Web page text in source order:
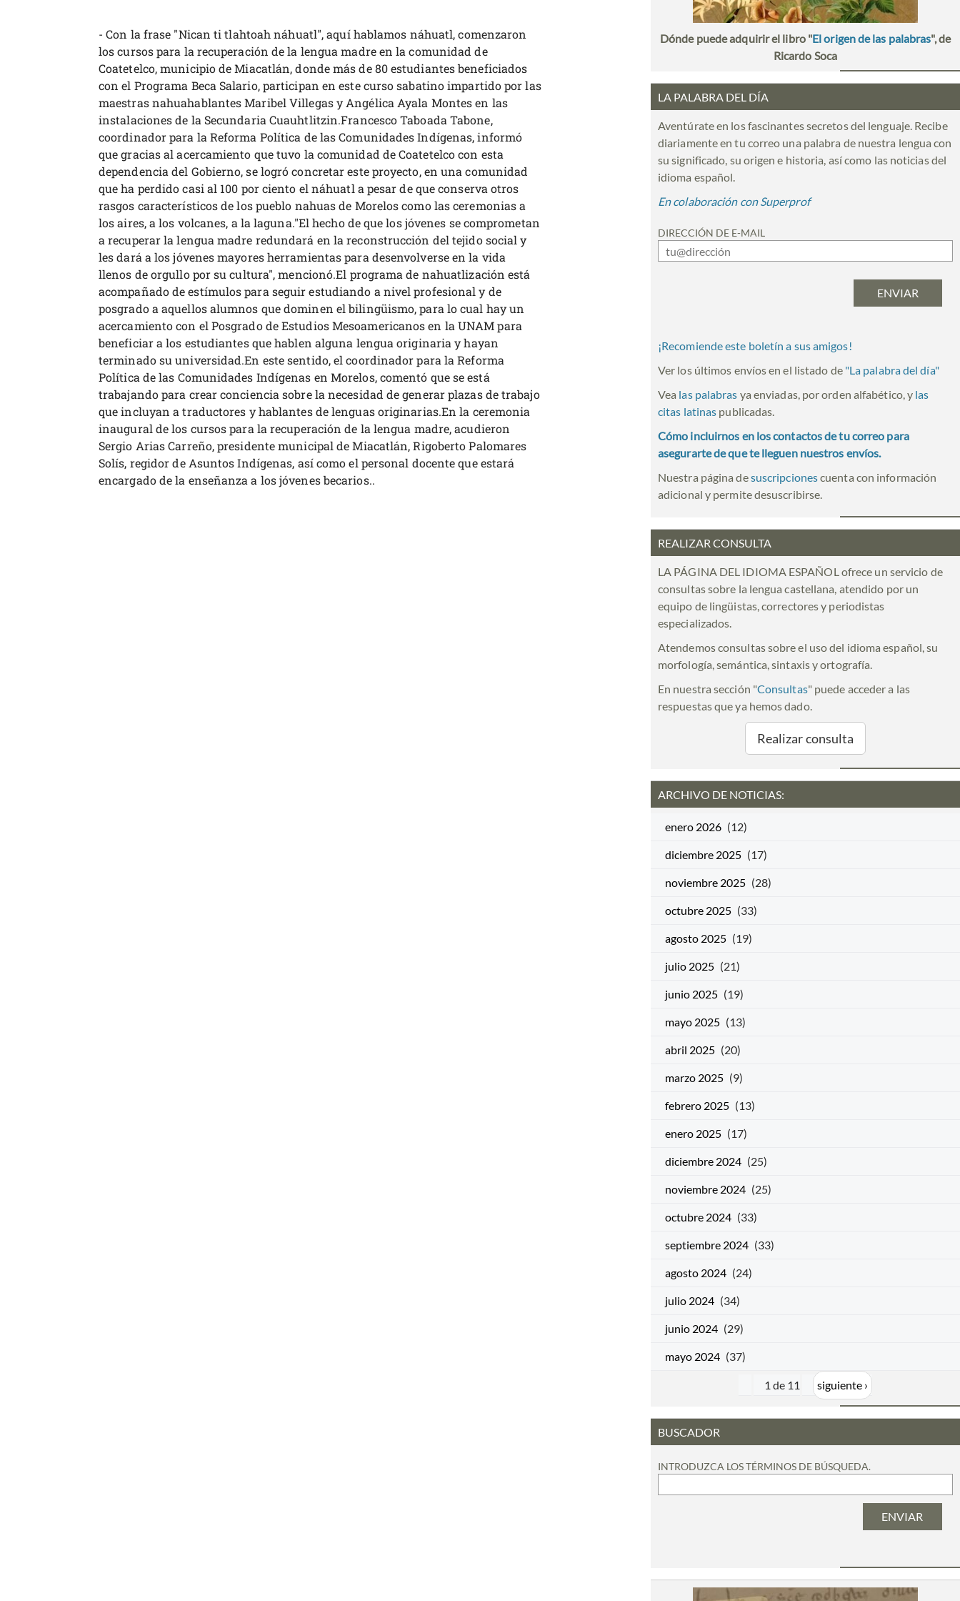
- Con la frase "Nican ti tlahtoah náhuatl", aquí hablamos náhuatl, comenzaron
los cursos para la recuperación de la lengua madre en la comunidad de
Coatetelco, municipio de Miacatlán, donde más de 80 estudiantes beneficiados
con el Programa Beca Salario, participan en este curso sabatino impartido por las
maestras nahuahablantes Maribel Villegas y Angélica Ayala Montes en las
instalaciones de la Secundaria Cuauhtlitzin.Francesco Taboada Tabone,
coordinador para la Reforma Política de las Comunidades Indígenas, informó
que gracias al acercamiento que tuvo la comunidad de Coatetelco con esta
dependencia del Gobierno, se logró concretar este proyecto, en una comunidad
que ha perdido casi al 100 por ciento el náhuatl a pesar de que conserva otros
rasgos característicos de los pueblo nahuas de Morelos como las ceremonias a
los aires, a los volcanes, a la laguna."El hecho de que los jóvenes se comprometan
a recuperar la lengua madre redundará en la reconstrucción del tejido social y
les dará a los jóvenes mayores herramientas para desenvolverse en la vida
llenos de orgullo por su cultura", mencionó.El programa de nahuatlización está
acompañado de estímulos para seguir estudiando a nivel profesional y de
posgrado a aquellos alumnos que dominen el bilingüismo, para lo cual hay un
acercamiento con el Posgrado de Estudios Mesoamericanos en la UNAM para
beneficiar a los estudiantes que hablen alguna lengua originaria y hayan
terminado su universidad.En este sentido, el coordinador para la Reforma
Política de las Comunidades Indígenas en Morelos, comentó que se está
trabajando para crear conciencia sobre la necesidad de generar plazas de trabajo
que incluyan a traductores y hablantes de lenguas originarias.En la ceremonia
inaugural de los cursos para la recuperación de la lengua madre, acudieron
Sergio Arias Carreño, presidente municipal de Miacatlán, Rigoberto Palomares
Solís, regidor de Asuntos Indígenas, así como el personal docente que estará
encargado de la enseñanza a los jóvenes becarios..
Dónde puede adquirir el libro "El origen de las palabras", de
Ricardo Soca
LA PALABRA DEL DÍA
Aventúrate en los fascinantes secretos del lenguaje. Recibe
diariamente en tu correo una palabra de nuestra lengua con
su significado, su origen e historia, así como las noticias del
idioma español.
En colaboración con Superprof
DIRECCIÓN DE E-MAIL
¡Recomiende este boletín a sus amigos!
Ver los últimos envíos en el listado de "La palabra del día"
Vea las palabras ya enviadas, por orden alfabético, y las
citas latinas publicadas.
Cómo incluirnos en los contactos de tu correo para
asegurarte de que te lleguen nuestros envíos.
Nuestra página desuscripcionescuenta con información
adicional y permite desuscribirse.
REALIZAR CONSULTA
LA PÁGINA DEL IDIOMA ESPAÑOL ofrece un servicio de
consultas sobre la lengua castellana, atendido por un
equipo de lingüistas, correctores y periodistas
especializados.
Atendemos consultas sobre el uso del idioma español, su
morfología, semántica, sintaxis y ortografía.
En nuestra sección "Consultas" puede acceder a las
respuestas que ya hemos dado.
Realizar consulta
ARCHIVO DE NOTICIAS:
enero 2026 (12)
diciembre 2025 (17)
noviembre 2025 (28)
octubre 2025 (33)
agosto 2025 (19)
julio 2025 (21)
junio 2025 (19)
mayo 2025 (13)
abril 2025 (20)
marzo 2025 (9)
febrero 2025 (13)
enero 2025 (17)
diciembre 2024 (25)
noviembre 2024 (25)
octubre 2024 (33)
septiembre 2024 (33)
agosto 2024 (24)
julio 2024 (34)
junio 2024 (29)
mayo 2024 (37)
1 de 11 siguiente ›
BUSCADOR
INTRODUZCA LOS TÉRMINOS DE BÚSQUEDA.